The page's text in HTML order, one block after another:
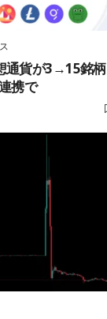
通貨が3→15銘柄
携で